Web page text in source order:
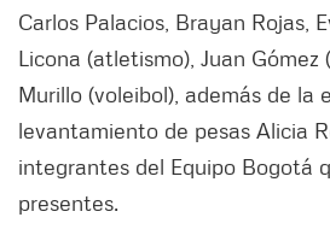
Carlos Palacios, Brayan Rojas,
Licona (atletismo), Juan Gómez
Murillo (voleibol), además de la
levantamiento de pesas Alicia
integrantes del Equipo Bogotá
presentes.